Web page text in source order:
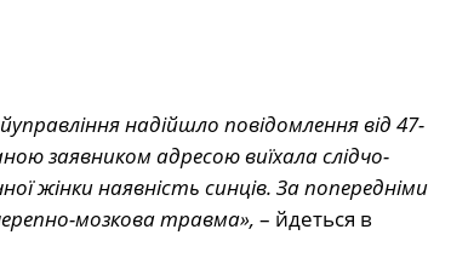
надійшло повідомлення від 47-
заявником адресою виїхала слідчо-
жінки наявність синців. За попередніми
мозкова травма», – йдеться в